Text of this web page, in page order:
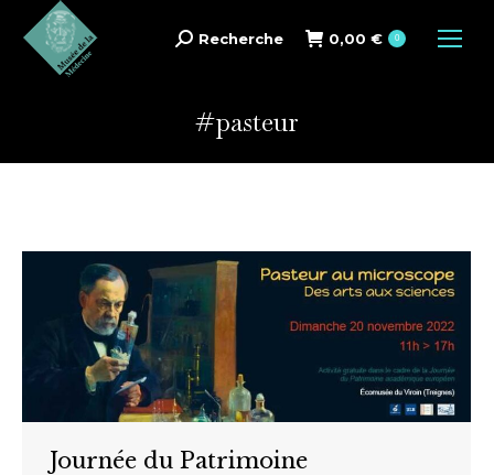
Search:
Recherche 0,00 € 0
#pasteur
Journée du Patrimoine